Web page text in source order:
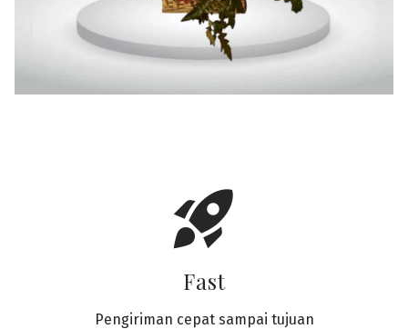
rocket_launch
Fast
Pengiriman cepat sampai tujuan